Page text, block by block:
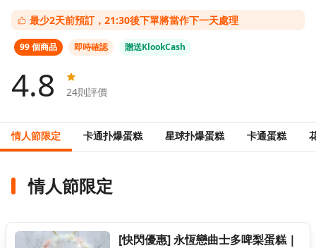
最少2天前預訂，21:30後下單將當作下一天處理
99 個商品 即時確認 贈送KlookCash
4.8 24則評價
情人節限定 卡通扑爆蛋糕 星球扑爆蛋糕 卡通蛋糕
情人節限定
[快閃優惠] 永恆戀曲士多啤梨蛋糕 |